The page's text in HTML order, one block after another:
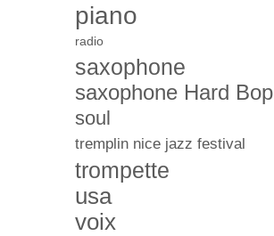
piano
radio
saxophone
saxophone Hard Bop
soul
tremplin nice jazz festival
trompette
usa
voix